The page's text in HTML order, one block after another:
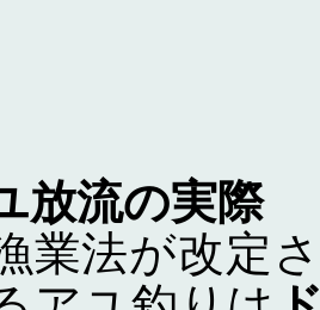
放流の実際
業法が改定